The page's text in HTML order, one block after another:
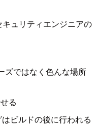
ュリティエンジニアの
ズではなく色んな場所
る
ビルドの後に行われる